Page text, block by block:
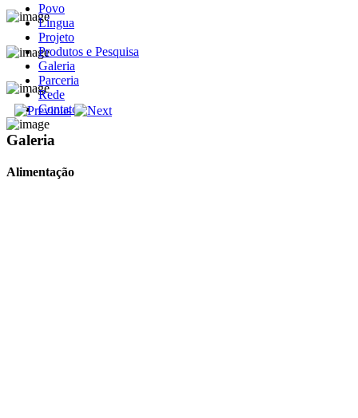
Povo
Língua
Projeto
Produtos e Pesquisa
Galeria
Parceria
Rede
Contato
Galeria
Alimentação